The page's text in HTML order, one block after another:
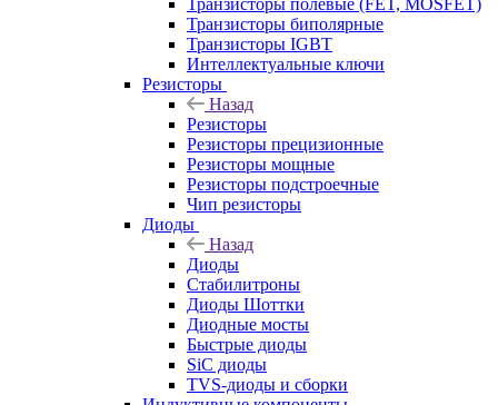
Транзисторы полевые (FET, MOSFET)
Транзисторы биполярные
Транзисторы IGBT
Интеллектуальные ключи
Резисторы
Назад
Резисторы
Резисторы прецизионные
Резисторы мощные
Резисторы подстроечные
Чип резисторы
Диоды
Назад
Диоды
Стабилитроны
Диоды Шоттки
Диодные мосты
Быстрые диоды
SiC диоды
TVS-диоды и сборки